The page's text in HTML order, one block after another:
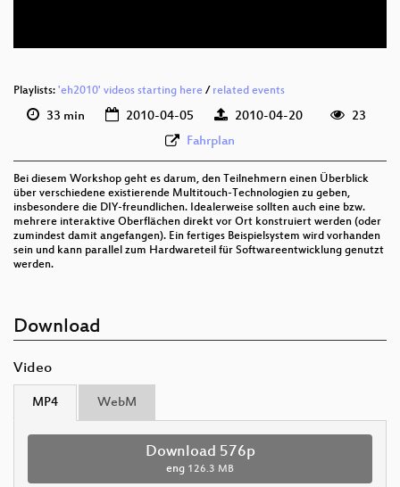
Playlists: 'eh2010' videos starting here / related events
33 min 2010-04-05 2010-04-20
23
Fahrplan
Bei diesem Workshop geht es darum, den Teilnehmern einen Überblick
über verschiedene existierende Multitouch-Technologien zu geben,
insbesondere die DIY-freundlichen. Idealerweise sollten auch eine bzw.
mehrere interaktive Oberflächen direkt vor Ort konstruiert werden (oder
zumindest damit angefangen). Ein fertiges Beispielsystem wird vorhanden
sein und kann parallel zum Hardwareteil für Softwareentwicklung genutzt
werden.
Download
Video
MP4 WebM
Download 576p
eng 126.3 MB